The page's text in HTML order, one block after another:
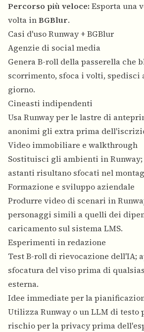
Percorso più veloce: Esporta una
volta inBGBlur.
Casi d'uso Runway + BGBlur
Agenzie di social media
Genera B-roll della passerella che
scorrimento, sfoca i volti, spedisci
giorno.
Cineasti indipendenti
Usa Runway per le lastre di
anonimi gli extra prima
Video immobiliare e walkthrough
Sostituisci gli ambienti in
astanti risultano sfocati nel
Formazione e sviluppo aziendale
Produrre video di scenari in
personaggi simili a quelli dei
caricamento sul sistema LMS.
Esperimenti in redazione
Test B-roll di rievocazione dell'IA;
sfocatura del viso prima di
esterna.
Idee immediate per la
Utilizza Runway o un LLM di testo
rischio per la privacy prima